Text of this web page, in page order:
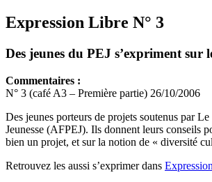
Expression Libre N° 3
Des jeunes du PEJ s’expriment sur
Commentaires :
N° 3 (café A3 – Première partie) 26/10/2006
Des jeunes porteurs de projets soutenus par
Jeunesse (AFPEJ). Ils donnent leurs conseils
bien un projet, et sur la notion de « diversité
Retrouvez les aussi s’exprimer dans